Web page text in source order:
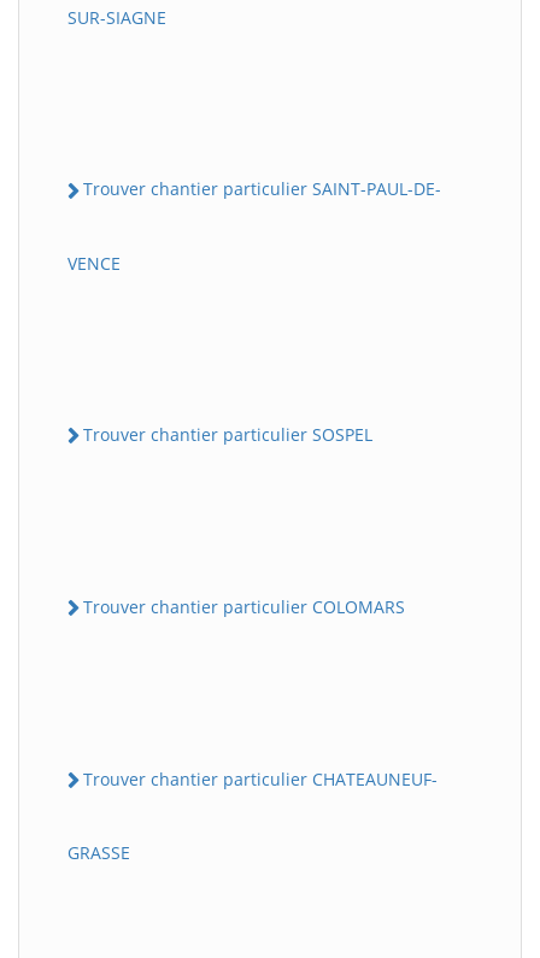
SUR-SIAGNE
Trouver chantier particulier SAINT-PAUL-DE-
VENCE
Trouver chantier particulier SOSPEL
Trouver chantier particulier COLOMARS
Trouver chantier particulier CHATEAUNEUF-
GRASSE